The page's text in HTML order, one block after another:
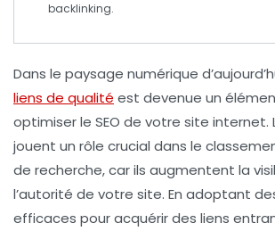
backlinking.
Dans le paysage numérique
liens de qualité est devenue un
optimiser le SEO de votre site internet.
jouent un rôle crucial dans le
de recherche, car ils augmentent la
l’autorité de votre site. En adoptant
efficaces pour acquérir des liens